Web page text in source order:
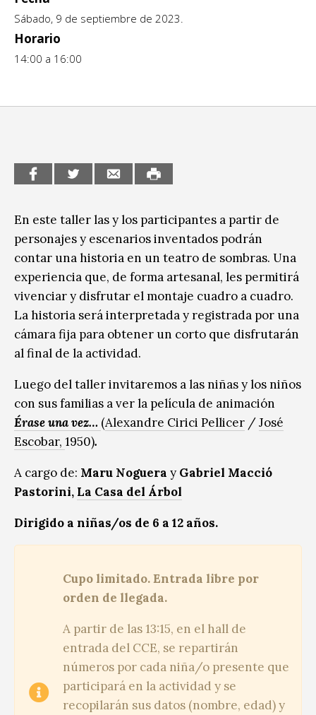
CCE en el interior/libros
Exposiciones
Formación
Medio Ambiente
Música
Sin categoría
Sábado, 9 de septiembre de 2023.
Horario
14:00 a 16:00
En este taller las y los participantes a partir de
personajes y escenarios inventados podrán
contar una historia en un teatro de sombras. Una
experiencia que, de forma artesanal, les permitirá
vivenciar y disfrutar el montaje cuadro a cuadro.
La historia será interpretada y registrada por una
cámara fija para obtener un corto que disfrutarán
al final de la actividad.
Luego del taller invitaremos a las niñas y los niños
con sus familias a ver la película de animación
Érase una vez… (Alexandre Cirici Pellicer /José
Escobar, 1950).
A cargo de: Maru Noguera y Gabriel Macció
Pastorini, La Casa del Árbol
Dirigido a niñas/os de 6 a 12 años.
Cupo limitado. Entrada libre por
orden de llegada.
A partir de las 13:15, en el hall de
entrada del CCE, se repartirán
números por cada niña/o presente que
participará en la actividad y se
recopilarán sus datos (nombre, edad) y